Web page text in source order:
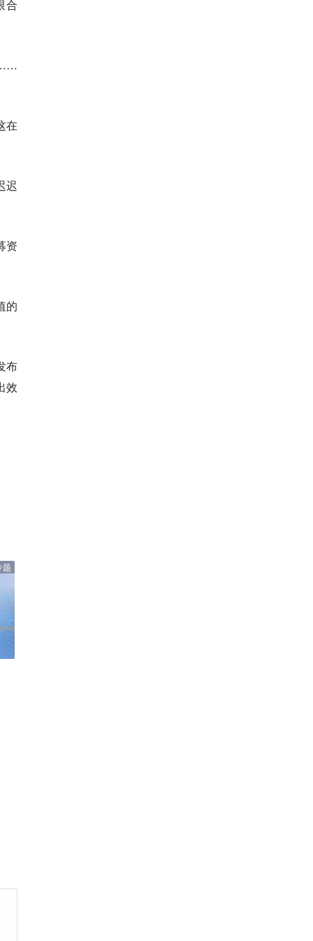
合
……
在
迟
资
的
布
效
题